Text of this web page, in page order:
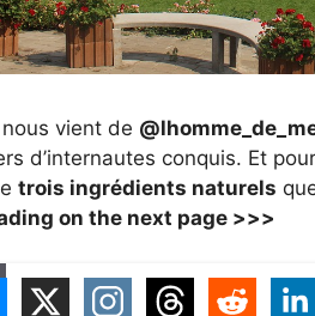
vient de
d’internautes conquis. Et
trois ingrédients naturels
on the next page >>>